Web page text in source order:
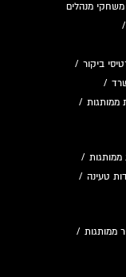
משחקי מנהלים
/
ביקור /
/
ממותגות /
ממותגות /
טעינה /
ממותגות /